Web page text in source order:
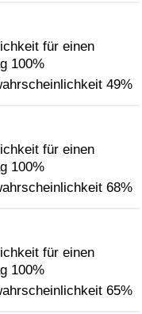
für einen
100%
49%
für einen
100%
68%
für einen
100%
65%